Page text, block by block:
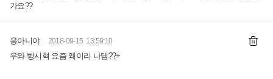
가요??
응아니야 2018-09-15 13:59:10
우와 방시혁 요즘 왜이리 나댐??+